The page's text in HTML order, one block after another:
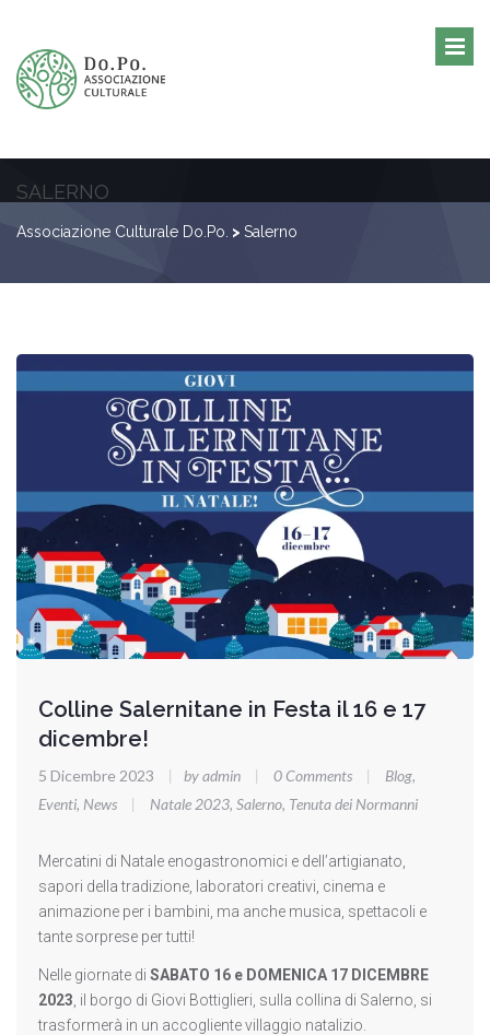
SALERNO
Associazione Culturale Do.Po. > Salerno
Colline Salernitane in Festa il 16 e 17
dicembre!
5 Dicembre 2023 | by admin | 0 Comments | Blog,
Eventi, News | Natale 2023, Salerno, Tenuta dei Normanni
Mercatini di Natale enogastronomici e dell’artigianato,
sapori della tradizione, laboratori creativi, cinema e
animazione per i bambini, ma anche musica, spettacoli e
tante sorprese per tutti!
Nelle giornate di SABATO 16 e DOMENICA 17 DICEMBRE
2023 , il borgo di Giovi Bottiglieri, sulla collina di Salerno, si
trasformerà in un accogliente villaggio natalizio.